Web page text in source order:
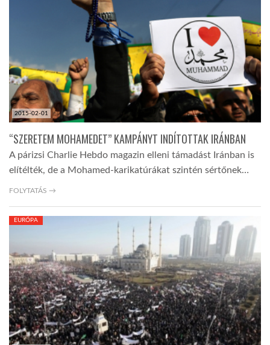
2015-02-01
“SZERETEM MOHAMEDET” KAMPÁNYT INDÍTOTTAK IRÁNBAN
A párizsi Charlie Hebdo magazin elleni támadást Iránban is
elítélték, de a Mohamed-karikatúrákat szintén sértőnek…
FOLYTATÁS →
EURÓPA